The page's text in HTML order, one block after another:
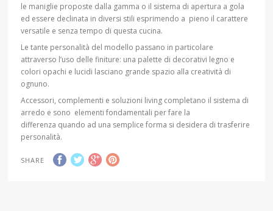
le maniglie proposte dalla gamma o il sistema di apertura a gola
ed essere declinata in diversi stili esprimendo a pieno il carattere
versatile e senza tempo di questa cucina.
Le tante personalità del modello passano in particolare
attraverso l’uso delle finiture: una palette di decorativi legno e
colori opachi e lucidi lasciano grande spazio alla creatività di
ognuno.
Accessori, complementi e soluzioni living completano il sistema di
arredo e sono elementi fondamentali per fare la
differenza quando ad una semplice forma si desidera di trasferire
personalità.
SHARE